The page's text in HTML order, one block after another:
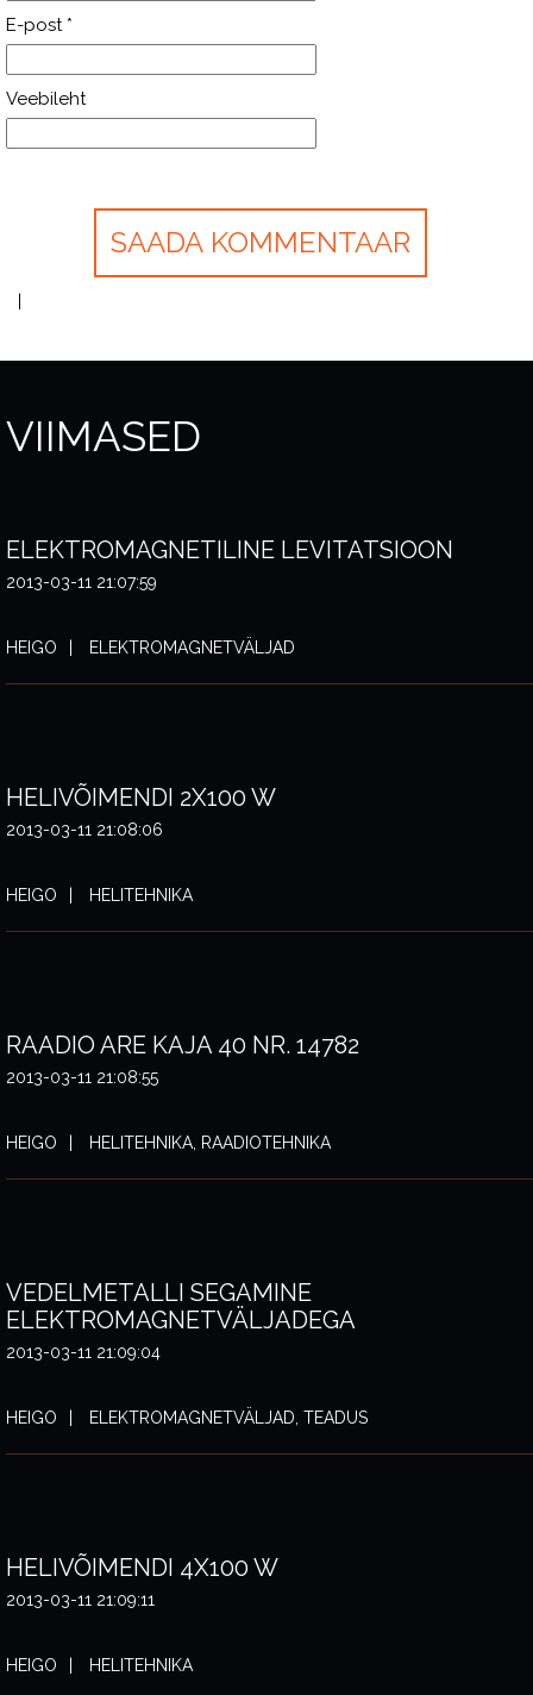
E-post *
Veebileht
VIIMASED
ELEKTROMAGNETILINE LEVITATSIOON
2013-03-11 21:07:59
HEIGO ELEKTROMAGNETVÄLJAD
HELIVÕIMENDI 2X100 W
2013-03-11 21:08:06
HEIGO HELITEHNIKA
RAADIO ARE KAJA 40 NR. 14782
2013-03-11 21:08:55
HEIGO HELITEHNIKA, RAADIOTEHNIKA
VEDELMETALLI SEGAMINE
ELEKTROMAGNETVÄLJADEGA
2013-03-11 21:09:04
HEIGO ELEKTROMAGNETVÄLJAD, TEADUS
HELIVÕIMENDI 4X100 W
2013-03-11 21:09:11
HEIGO HELITEHNIKA